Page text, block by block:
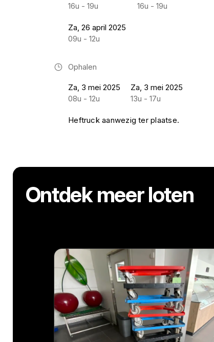
16u - 19u
16u - 19u
Za, 26 april 2025
09u - 12u
Ophalen
Za, 3 mei 2025
08u - 12u
Za, 3 mei 2025
13u - 17u
Heftruck aanwezig ter plaatse.
Ontdek meer loten